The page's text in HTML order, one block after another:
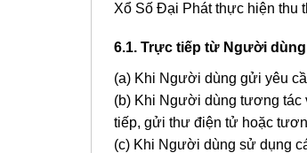
Xổ Số Đại Phát thực hiện thu
6.1. Trực tiếp từ Người
(a) Khi Người dùng gửi yêu
(b) Khi Người dùng tương tác
tiếp, gửi thư điện tử hoặc
(c) Khi Người dùng sử dụng